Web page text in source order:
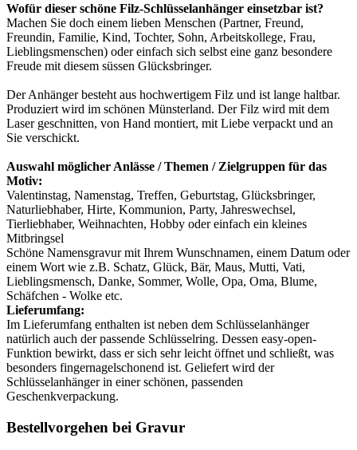
Wofür dieser schöne Filz-Schlüsselanhänger einsetzbar ist?
Machen Sie doch einem lieben Menschen (Partner, Freund,
Freundin, Familie, Kind, Tochter, Sohn, Arbeitskollege, Frau,
Lieblingsmenschen) oder einfach sich selbst eine ganz besondere
Freude mit diesem süssen Glücksbringer.
Der Anhänger besteht aus hochwertigem Filz und ist lange haltbar.
Produziert wird im schönen Münsterland. Der Filz wird mit dem
Laser geschnitten, von Hand montiert, mit Liebe verpackt und an
Sie verschickt.
Auswahl möglicher Anlässe / Themen / Zielgruppen für das
Motiv:
Valentinstag, Namenstag, Treffen, Geburtstag, Glücksbringer,
Naturliebhaber, Hirte, Kommunion, Party, Jahreswechsel,
Tierliebhaber, Weihnachten, Hobby oder einfach ein kleines
Mitbringsel
Schöne Namensgravur mit Ihrem Wunschnamen, einem Datum oder
einem Wort wie z.B. Schatz, Glück, Bär, Maus, Mutti, Vati,
Lieblingsmensch, Danke, Sommer, Wolle, Opa, Oma, Blume,
Schäfchen - Wolke etc.
Lieferumfang:
Im Lieferumfang enthalten ist neben dem Schlüsselanhänger
natürlich auch der passende Schlüsselring. Dessen easy-open-
Funktion bewirkt, dass er sich sehr leicht öffnet und schließt, was
besonders fingernagelschonend ist. Geliefert wird der
Schlüsselanhänger in einer schönen, passenden
Geschenkverpackung.
Bestellvorgehen bei Gravur